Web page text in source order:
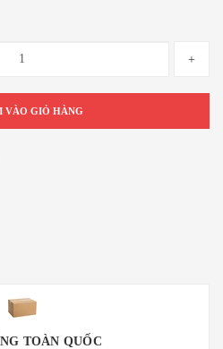
+
VÀO GIỎ HÀNG
TOÀN QUỐC